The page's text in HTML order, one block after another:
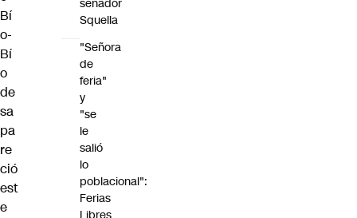
Bí
o-
Bí
o
de
sa
pa
re
ció
est
e
senador
Squella
"Señora
de
feria"
y
"se
le
salió
lo
poblacional":
Ferias
Libres